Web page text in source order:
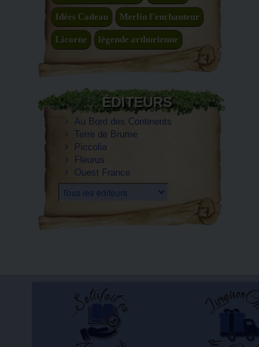
Idées Cadeau Merlin l'enchanteur
Licorne légende arthurienne
ÉDITEURS
Au Bord des Continents
Terre de Brume
Piccolia
Fleurus
Ouest France
Tous les éditeurs